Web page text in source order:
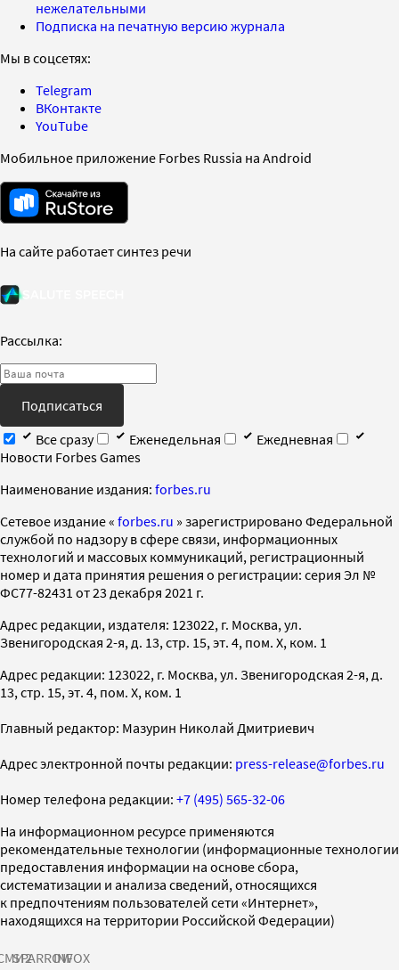
нежелательными
Подписка на печатную версию журнала
Мы в соцсетях:
Telegram
ВКонтакте
YouTube
Мобильное приложение Forbes Russia на Android
На сайте работает синтез речи
Рассылка:
Подписаться
Все сразу
Еженедельная
Ежедневная
Новости Forbes Games
Наименование издания: forbes.ru
Cетевое издание « forbes.ru » зарегистрировано Федеральной
службой по надзору в сфере связи, информационных
технологий и массовых коммуникаций, регистрационный
номер и дата принятия решения о регистрации: серия Эл №
ФС77-82431 от 23 декабря 2021 г.
Адрес редакции, издателя: 123022, г. Москва, ул.
Звенигородская 2-я, д. 13, стр. 15, эт. 4, пом. X, ком. 1
Адрес редакции: 123022, г. Москва, ул. Звенигородская 2-я, д.
13, стр. 15, эт. 4, пом. X, ком. 1
Главный редактор: Мазурин Николай Дмитриевич
Адрес электронной почты редакции: press-release@forbes.ru
Номер телефона редакции: +7 (495) 565-32-06
На информационном ресурсе применяются
рекомендательные технологии (информационные технологии
предоставления информации на основе сбора,
систематизации и анализа сведений, относящихся
к предпочтениям пользователей сети «Интернет»,
находящихся на территории Российской Федерации)
SPARROWINFOX